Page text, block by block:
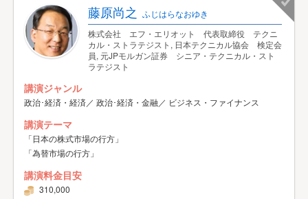
藤原尚之 ふじはらなおゆき
株式会社 エフ・エリオット 代表取締役 テクニ
カル・ストラテジスト, 日本テクニカル協会 検定会
員, 元JPモルガン証券 シニア・テクニカル・スト
ラテジスト
講演ジャンル
政治･経済・経済／ 政治･経済・金融／ ビジネス・ファイナンス
講演テーマ
「日本の株式市場の行方」
「為替市場の行方」
講演料金目安
310,000